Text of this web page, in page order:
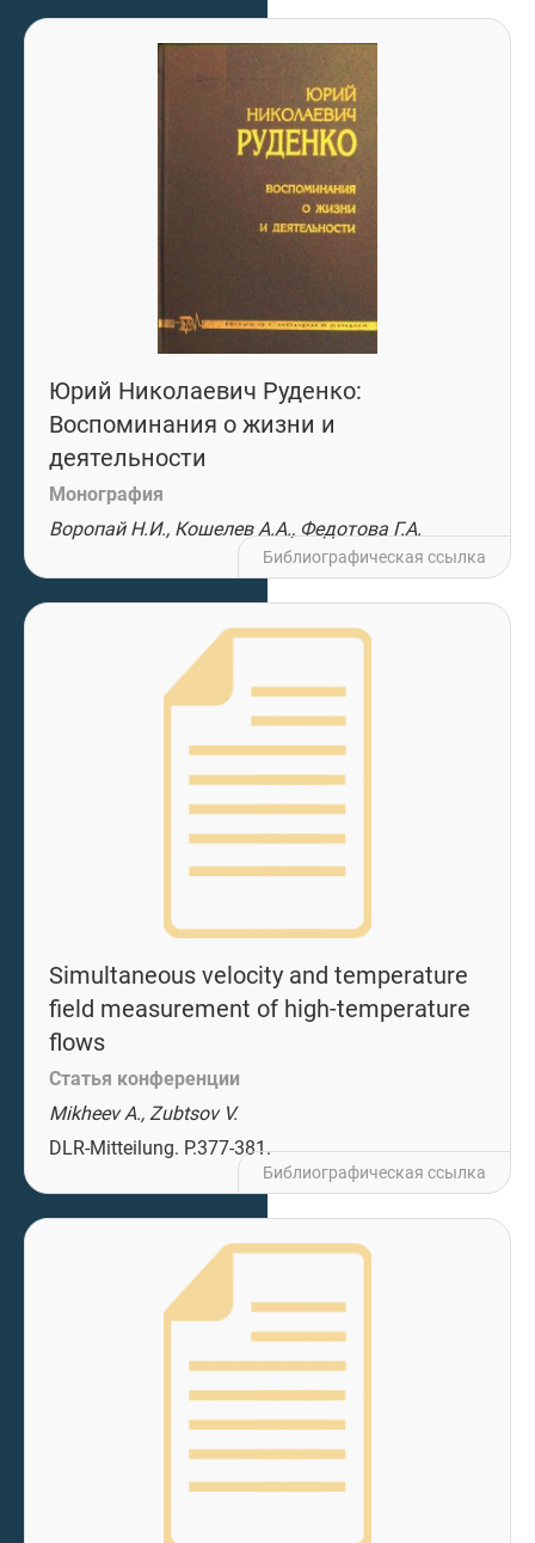
Юрий Николаевич Руденко:
Воспоминания о жизни и
деятельности
Монография
Воропай Н.И., Кошелев А.А., Федотова Г.А.
Библиографическая ссылка
Simultaneous velocity and temperature
field measurement of high-temperature
flows
Статья конференции
Mikheev A., Zubtsov V.
DLR-Mitteilung. P.377-381.
Библиографическая ссылка